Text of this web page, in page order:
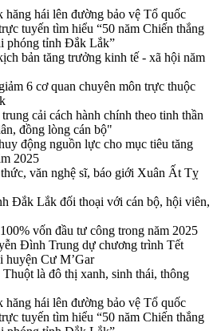
hái lên đường bảo vệ Tổ quốc
tuyến tìm hiểu “50 năm Chiến thắng
phóng tỉnh Đắk Lắk”
bản tăng trưởng kinh tế - xã hội năm
6 cơ quan chuyên môn trực thuộc
cải cách hành chính theo tinh thần
đồng lòng cán bộ"
động nguồn lực cho mục tiêu tăng
2025
văn nghệ sĩ, báo giới Xuân Ất Tỵ
Đắk Lắk đối thoại với cán bộ, hội viên,
vốn đầu tư công trong năm 2025
Đình Trung dự chương trình Tết
huyện Cư M’Gar
là đô thị xanh, sinh thái, thông
hái lên đường bảo vệ Tổ quốc
tuyến tìm hiểu “50 năm Chiến thắng